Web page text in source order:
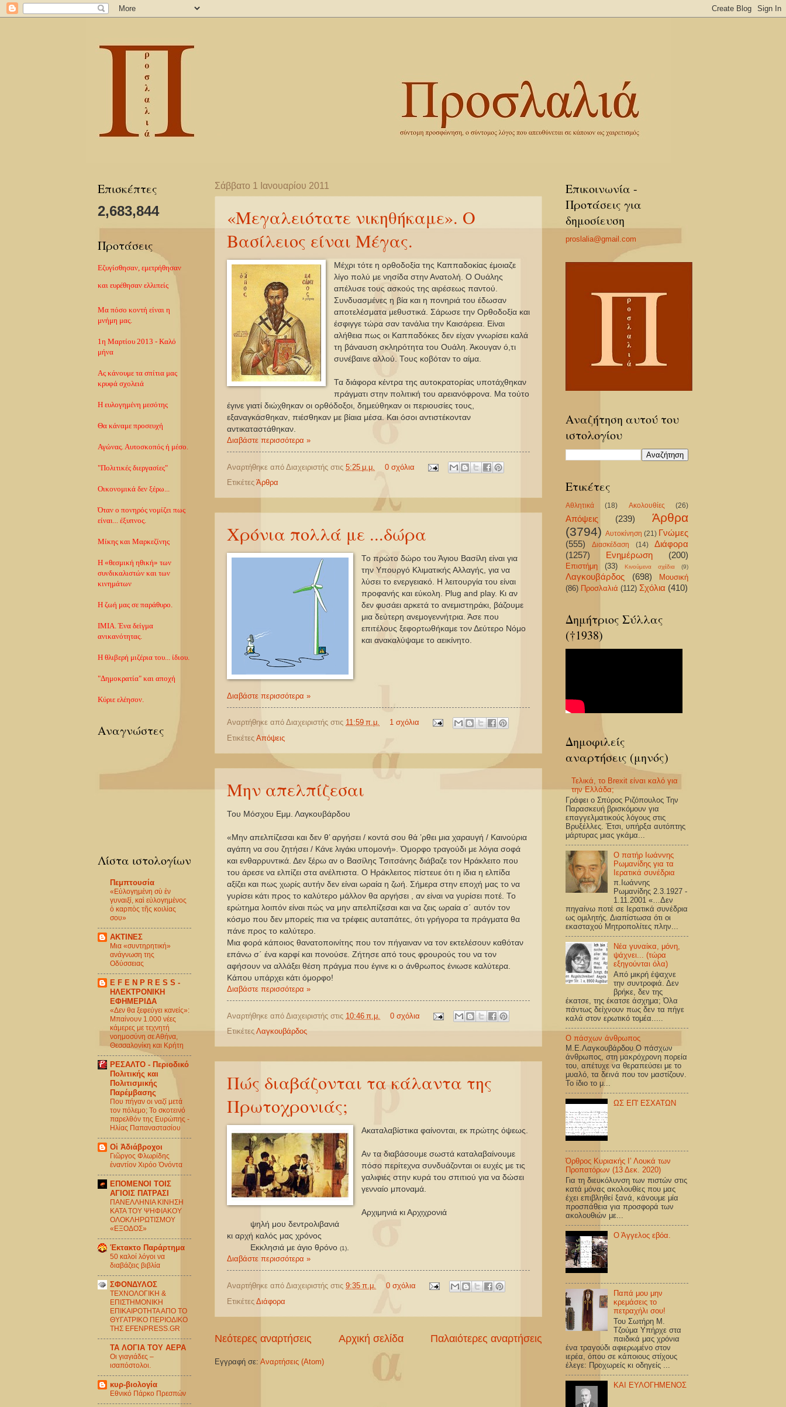
Σάββατο 1 Ιανουαρίου 2011
«Μεγαλειότατε νικηθήκαμε». Ο
Βασίλειος είναι Μέγας.
Μέχρι τότε η ορθοδοξία της Καππαδοκίας έμοιαζε
λίγο πολύ με νησίδα στην Ανατολή. Ο Ουάλης
απέλυσε τους ασκούς της αιρέσεως παντού.
Συνδυασμένες η βία και η πονηριά του έδωσαν
αποτελέσματα μεθυστικά. Σάρωσε την Ορθοδοξία και
έσφιγγε τώρα σαν τανάλια την Καισάρεια. Είναι
αλήθεια πως οι Καππαδόκες δεν είχαν γνωρίσει καλά
τη βάναυση σκληρότητα του Ουάλη. Άκουγαν ό,τι
συνέβαινε αλλού. Τους κοβόταν το αίμα.
Τα διάφορα κέντρα της αυτοκρατορίας υποτάχθηκαν
πράγματι στην πολιτική του αρειανόφρονα. Μα τούτο
έγινε γιατί διώχθηκαν οι ορθόδοξοι, δημεύθηκαν οι περιουσίες τους,
εξαναγκάσθηκαν, πιέσθηκαν με βίαια μέσα. Και όσοι αντιστέκονταν
αντικαταστάθηκαν.
Διαβάστε περισσότερα »
Αναρτήθηκε από Διαχειριστής στις 5:25 μ.μ.
0 σχόλια
Ετικέτες Άρθρα
Χρόνια πολλά με ...δώρα
Το πρώτο δώρο του Άγιου Βασίλη είναι για
την Υπουργό Κλιματικής Αλλαγής, για να
λύσει το ενεργειακό. Η λειτουργία του είναι
προφανής και εύκολη. Plug and play. Κι αν
δεν φυσάει αρκετά το ανεμιστηράκι, βάζουμε
μια δεύτερη ανεμογεννήτρια. Άσε που
επιτέλους ξεφορτωθήκαμε τον Δεύτερο Νόμο
και ανακαλύψαμε το αεικίνητο.
Διαβάστε περισσότερα »
Αναρτήθηκε από Διαχειριστής στις 11:59 π.μ.
1 σχόλια
Ετικέτες Απόψεις
Mην απελπίζεσαι
Του Μόσχου Εμμ. Λαγκουβάρδου
«Μην απελπίζεσαι και δεν θ’ αργήσει / κοντά σου θά ’ρθει μια χαραυγή / Καινούρια
αγάπη να σου ζητήσει / Κάνε λιγάκι υπομονή». Όμορφο τραγούδι με λόγια σοφά
και ενθαρρυντικά. Δεν ξέρω αν ο Βασίλης Τσιτσάνης διάβαζε τον Ηράκλειτο που
του άρεσε να ελπίζει στα ανέλπιστα. Ο Ηράκλειτος πίστευε ότι η ίδια η ελπίδα
αξίζει και πως χωρίς αυτήν δεν είναι ωραία η ζωή. Σήμερα στην εποχή μας το να
γυρίσει κάτι προς το καλύτερο μάλλον θα αργήσει , αν είναι να γυρίσει ποτέ. Το
ερώτημα λοιπόν είναι πώς να μην απελπίζεσαι και να ζεις ωραία σ΄ αυτόν τον
κόσμο που δεν μπορείς πια να τρέφεις αυταπάτες, ότι γρήγορα τα πράγματα θα
πάνε προς το καλύτερο.
Μια φορά κάποιος θανατοποινίτης που τον πήγαιναν να τον εκτελέσουν καθόταν
επάνω σ΄ ένα καρφί και πονούσε. Ζήτησε από τους φρουρούς του να τον
αφήσουν να αλλάξει θέση πράγμα που έγινε κι ο άνθρωπος ένιωσε καλύτερα.
Κάπου υπάρχει κάτι όμορφο!
Διαβάστε περισσότερα »
Αναρτήθηκε από Διαχειριστής στις 10:46 π.μ.
0 σχόλια
Ετικέτες Λαγκουβάρδος
Πώς διαβάζονται τα κάλαντα της
Πρωτοχρονιάς;
Ακαταλαβίστικα φαίνονται, εκ πρώτης όψεως.
Αν τα διαβάσουμε σωστά καταλαβαίνουμε
πόσο περίτεχνα συνδυάζονται οι ευχές με τις
γαλιφιές στην κυρά του σπιτιού για να δώσει
γενναίο μποναμά.
Αρχιμηνιά κι Αρχιχρονιά
ψηλή μου δεντρολιβανιά
κι αρχή καλός μας χρόνος
Εκκλησιά με άγιο θρόνο (1).
Διαβάστε περισσότερα »
Αναρτήθηκε από Διαχειριστής στις 9:35 π.μ.
0 σχόλια
Ετικέτες Διάφορα
Νεότερες αναρτήσεις Παλαιότερες αναρτήσεις
Αρχική σελίδα
Εγγραφή σε: Αναρτήσεις (Atom)
Επισκέπτες
2,683,844
Προτάσεις
Εζυγίσθησαν, εμετρήθησαν
και ευρέθησαν ελλιπείς
Μα πόσο κοντή είναι η
μνήμη μας.
1η Μαρτίου 2013 - Καλό
μήνα
Ας κάνουμε τα σπίτια μας
κρυφά σχολειά
Η ευλογημένη μεσότης
Θα κάναμε προσευχή
Αγώνας. Αυτοσκοπός ή μέσο.
"Πολιτικές διεργασίες"
Οικονομικά δεν ξέρω...
Όταν ο πονηρός νομίζει πως
είναι... έξυπνος.
Μίκης και Μαρκεζίνης
Η «θεσμική ηθική» των
συνδικαλιστών και των
κινημάτων
Η ζωή μας σε παράθυρο.
ΙΜΙΑ. Ένα δείγμα
ανικανότητας.
Η θλιβερή μιζέρια του... ίδιου.
"Δημοκρατία" και αποχή
Κύριε ελέησον.
Αναγνώστες
Λίστα ιστολογίων
Πεμπτουσία
«Εὐλογημένη σὺ ἐν
γυναιξί, καὶ εὐλογημένος
ὁ καρπὸς τῆς κοιλίας
σου»
ΑΚΤΙΝΕΣ
Μια «συντηρητική»
ανάγνωση της
Οδύσσειας
E F E N P R E S S -
ΗΛΕΚΤΡΟΝΙΚΗ
ΕΦΗΜΕΡΙΔΑ
«Δεν θα ξεφεύγει κανείς»:
Μπαίνουν 1.000 νέες
κάμερες με τεχνητή
νοημοσύνη σε Αθήνα,
Θεσσαλονίκη και Κρήτη
ΡΕΣΑΛΤΟ - Περιοδικό
Πολιτικής και
Πολιτισμικής
Παρέμβασης
Που πήγαν οι ναζί μετά
τον πόλεμο; Το σκοτεινό
παρελθόν της Ευρώπης -
Ηλίας Παπαναστασίου
Οἱ Ἀδιάβροχοι
Γιῶργος Φλωρίδης
ἐναντίον Χιρόο Ὀνόντα
ΕΠΟΜΕΝΟΙ ΤΟΙΣ
ΑΓΙΟΙΣ ΠΑΤΡΑΣΙ
ΠΑΝΕΛΛΗΝΙΑ ΚΙΝΗΣΗ
ΚΑΤΑ ΤΟΥ ΨΗΦΙΑΚΟΥ
ΟΛΟΚΛΗΡΩΤΙΣΜΟΥ
«ΕΞΟΔΟΣ»
Έκτακτο Παράρτημα
50 καλοί λόγοι να
διαβάζεις βιβλία
ΣΦΟΝΔΥΛΟΣ
ΤΕΧΝΟΛΟΓΙΚΗ &
ΕΠΙΣΤΗΜΟΝΙΚΗ
ΕΠΙΚΑΙΡΟΤΗΤΑ ΑΠΟ ΤΟ
ΘΥΓΑΤΡΙΚΟ ΠΕΡΙΟΔΙΚΟ
ΤΗΣ EFENPRESS.GR
ΤΑ ΛΟΓΙΑ ΤΟΥ ΑΕΡΑ
Οι γιαγιάδες –
ισαπόστολοι.
κυρ-βιολογία
Εθνικό Πάρκο Πρεσπών
Επικοινωνία -
Προτάσεις για
δημοσίευση
proslalia@gmail.com
Αναζήτηση αυτού του
ιστολογίου
Ετικέτες
Αθλητικά (18) Ακολουθίες (26)
Απόψεις (239)
Άρθρα
(3794) Αυτοκίνηση (21) Γνώμες
(555)
Διασκέδαση (14)
Διάφορα
(1257)
Ενημέρωση (200)
Επιστήμη (33) Κινούμενα σχέδια (9)
Λαγκουβάρδος (698)
Μουσική
(86) Προσλαλιά (112) Σχόλια (410)
Δημήτριος Σύλλας
(†1938)
Δημοφιλείς
αναρτήσεις (μηνός)
Τελικά, το Brexit είναι καλό για
την Ελλάδα;
Γράφει ο Σπύρος Ριζόπουλος Την
Παρασκευή βρισκόμουν για
επαγγελματικούς λόγους στις
Βρυξέλλες. Έτσι, υπήρξα αυτόπτης
μάρτυρας μιας γκάμα...
Ο πατήρ Ιωάννης
Ρωμανίδης για τα
Ιερατικά συνέδρια
π.Ιωάννης
Ρωμανίδης 2.3.1927 -
1.11.2001 «…Δεν
πηγαίνω ποτέ σε Ιερατικά συνέδρια
ως ομιλητής. Διαπίστωσα ότι οι
εκασταχού Μητροπολίτες πλην...
Νέα γυναίκα, μόνη,
ψάχνει... (τώρα
εξηγούνται όλα)
Από μικρή έψαχνε
την συντροφιά. Δεν
βρήκε, δεν της
έκατσε, της έκατσε άσχημα; Όλα
πάντως δείχνουν πως δεν τα πήγε
καλά στον ερωτικό τομέα.....
Ο πάσχων άνθρωπος
Μ.Ε.Λαγκουβάρδου Ο πάσχων
άνθρωπος, στη μακρόχρονη πορεία
του, απέτυχε να θεραπεύσει με το
μυαλό, τα δεινά που τον μαστίζουν.
Το ίδιο το μ...
ΩΣ ΕΠ' ΕΣΧΑΤΩΝ
Όρθρος Κυριακής Ι’ Λουκά των
Προπατόρων (13 Δεκ. 2020)
Για τη διευκόλυνση των πιστών στις
κατά μόνας ακολουθίες που μας
έχει επιβληθεί ξανά, κάνουμε μία
προσπάθεια για προσφορά των
ακολουθιών με...
Ο Άγγελος εβόα.
Παπά μου μην
κρεμάσεις το
πετραχήλι σου!
Του Σωτήρη Μ.
Τζούμα Υπήρχε στα
παιδικά μας χρόνια
ένα τραγούδι αφιερωμένο στον
ιερέα, όπου σε κάποιους στίχους
έλεγε: Προχωρείς κι οδηγείς ...
ΚΑΙ ΕΥΛΟΓΗΜΕΝΟΣ